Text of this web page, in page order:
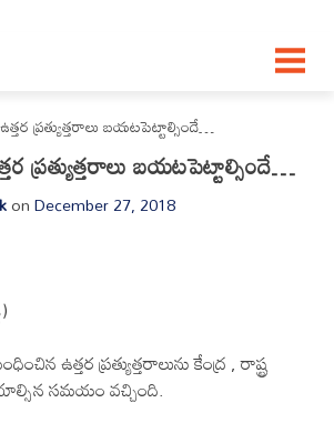
ప్రత్యుత్తరాలు బయటపెట్టాల్సిందే…
ప్రత్యుత్తరాలు బయటపెట్టాల్సిందే…
onDecember 27, 2018
ఉత్తర ప్రత్యుత్తరాలును కేంద్ర , రాష్ట్ర
సమయం వచ్చింది.